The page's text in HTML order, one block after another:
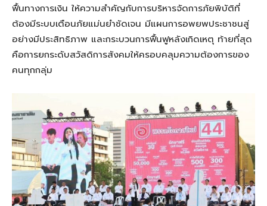
ฟื้นทางการเงิน ให้ความสำคัญกับการบริหารจัดการภัยพิบัติที่
ต้องมีระบบเตือนภัยแม่นยำชัดเจน มีแผนการอพยพประชาชนสู่
อย่างมีประสิทธิภาพ และกระบวนการฟื้นฟูหลังเกิดเหตุ ท้ายที่สุด
คือการยกระดับสวัสดิการสังคมให้ครอบคลุมความต้องการของ
คนทุกกลุ่ม